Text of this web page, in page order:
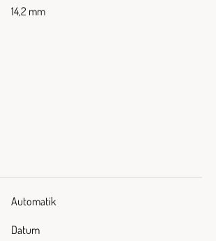
14,2 mm
Automatik
Datum